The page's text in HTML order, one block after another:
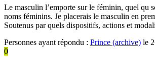
Le masculin l’emporte sur le féminin, quel qu
noms féminins. Je placerais le masculin en
Soutenus par quels dispositifs, actions et
Personnes ayant répondu : Prince (archive) le
0